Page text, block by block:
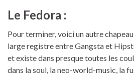
Le Fedora :
Pour terminer, voici un autre
large registre entre Gangsta et
et existe dans presque toutes les
dans la soul, la neo-world-music, la